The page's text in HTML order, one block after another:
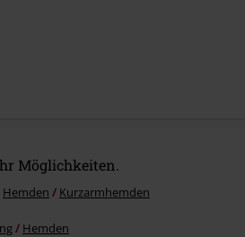
Möglichkeiten.
Hemden Kurzarmhemden
Hemden